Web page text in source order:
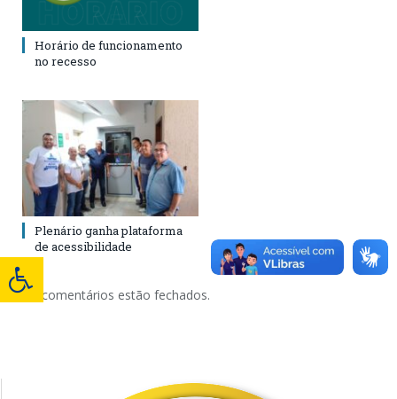
Horário de funcionamento
no recesso
Plenário ganha plataforma
de acessibilidade
Os comentários estão fechados.